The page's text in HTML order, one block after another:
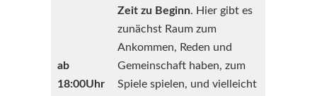
ab
18:00Uhr
Zeit zu Beginn. Hier gibt es
zunächst Raum zum
Ankommen, Reden und
Gemeinschaft haben, zum
Spiele spielen, und vielleicht